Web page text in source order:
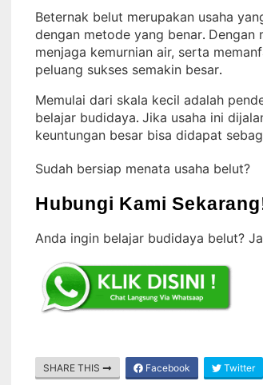
Beternak belut merupakan usaha
dengan metode yang benar. Dengan
menjaga kemurnian air, serta
peluang sukses semakin besar.
Memulai dari skala kecil adalah
belajar budidaya. Jika usaha ini
keuntungan besar bisa didapat
Sudah bersiap menata usaha belut?
Hubungi Kami
Anda ingin belajar budidaya belut?
SHARE THIS Facebook Twitter